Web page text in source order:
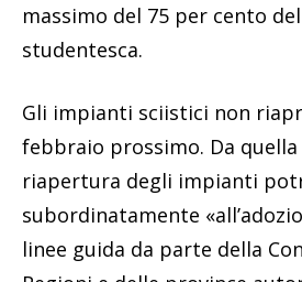
massimo del 75 per cento
studentesca.
Gli impianti sciistici non
febbraio prossimo. Da
riapertura degli impianti
subordinatamente
linee guida da parte della